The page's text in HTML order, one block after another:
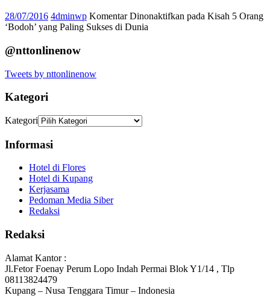
28/07/2016 4dminwp Komentar Dinonaktifkan pada Kisah 5 Orang
‘Bodoh’ yang Paling Sukses di Dunia
@nttonlinenow
Tweets by nttonlinenow
Kategori
Kategori
Informasi
Hotel di Flores
Hotel di Kupang
Kerjasama
Pedoman Media Siber
Redaksi
Redaksi
Alamat Kantor :
Jl.Fetor Foenay Perum Lopo Indah Permai Blok Y1/14 , Tlp
08113824479
Kupang – Nusa Tenggara Timur – Indonesia